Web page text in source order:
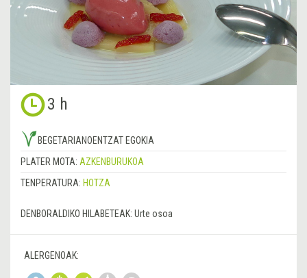
3 h
BEGETARIANOENTZAT EGOKIA
PLATER MOTA: AZKENBURUKOA
TENPERATURA: HOTZA
DENBORALDIKO HILABETEAK: Urte osoa
ALERGENOAK: